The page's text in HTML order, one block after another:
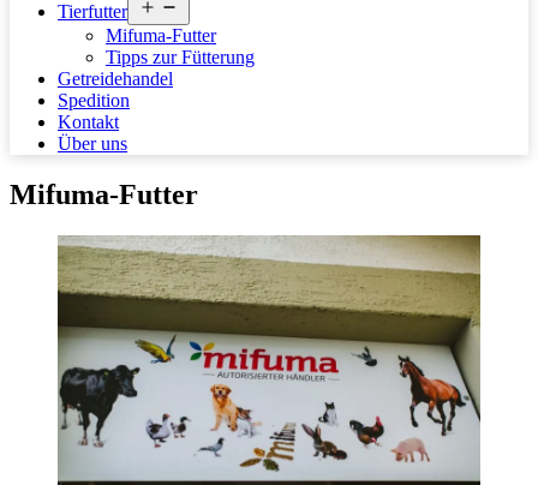
Tierfutter
öffnen
Mifuma-Futter
Tipps zur Fütterung
Getreidehandel
Spedition
Kontakt
Über uns
Mifuma-Futter